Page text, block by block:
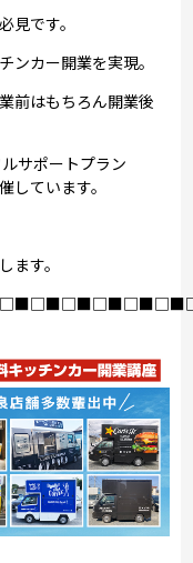
見です。
ンカー開業を実現。
前はもちろん開業後
サポートプラン
しています。
す。